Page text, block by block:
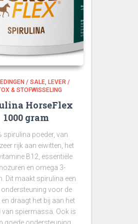
/ SALE LEVER /
& STOFWISSELING
HorseFlex
1000 gram
spirulina poeder, van
rijk aan eiwitten, het
B12, essentiële
en omega 3-
Dit maakt spirulina een
ondersteuning voor de
draagt het bij aan het
van spiermassa. Ook is